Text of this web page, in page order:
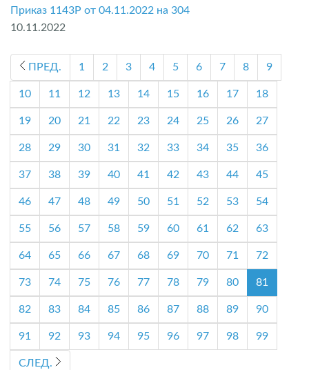
Приказ 1143P от 04.11.2022 на 304
10.11.2022
ПРЕД. 1 2 3 4 5 6 7 8 9
10 11 12 13 14 15 16 17 18
19 20 21 22 23 24 25 26 27
28 29 30 31 32 33 34 35 36
37 38 39 40 41 42 43 44 45
46 47 48 49 50 51 52 53 54
55 56 57 58 59 60 61 62 63
64 65 66 67 68 69 70 71 72
73 74 75 76 77 78 79 80 81
82 83 84 85 86 87 88 89 90
91 92 93 94 95 96 97 98 99
СЛЕД.